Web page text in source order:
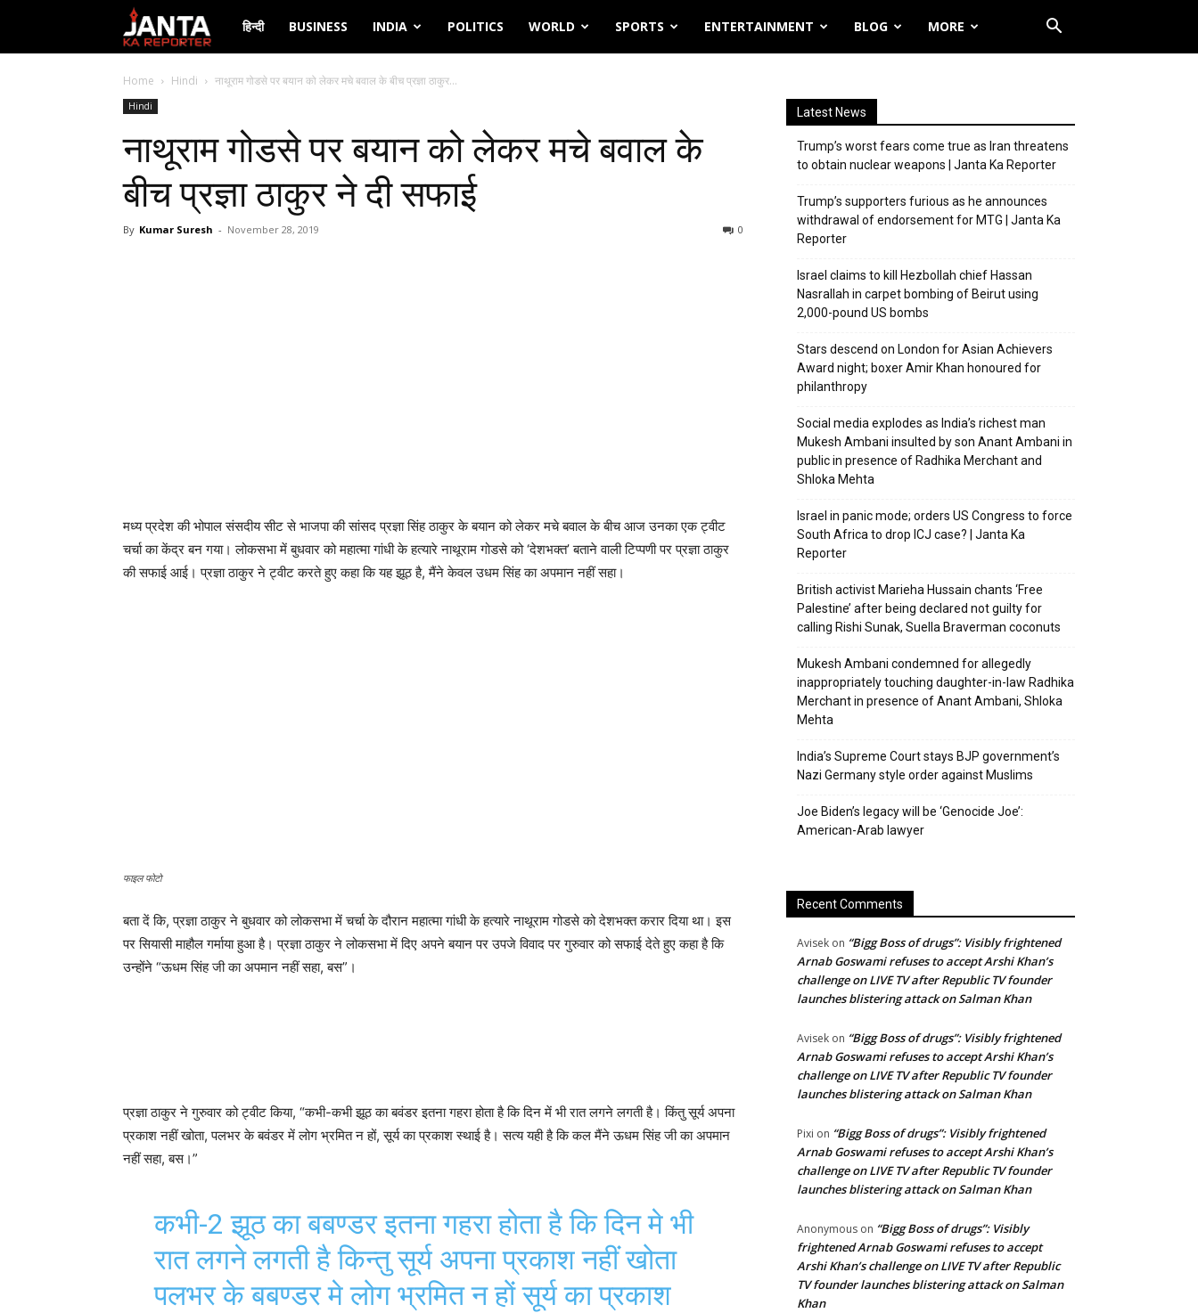
Janta
Ka
Reporter
हिन्दी BUSINESS INDIA POLITICS WORLD SPORTS ENTERTAINMENT BLOG MORE
Home Hindi नाथूराम गोडसे पर बयान को लेकर मचे बवाल के बीच प्रज्ञा ठाकुर...
Hindi
नाथूराम गोडसे पर बयान को लेकर मचे बवाल के
बीच प्रज्ञा ठाकुर ने दी सफाई
By Kumar Suresh - November 28, 2019 0
मध्य प्रदेश की भोपाल संसदीय सीट से भाजपा की सांसद प्रज्ञा सिंह ठाकुर के बयान को लेकर मचे बवाल के बीच आज उनका एक ट्वीट
चर्चा का केंद्र बन गया। लोकसभा में बुधवार को महात्मा गांधी के हत्यारे नाथूराम गोडसे को ‘देशभक्त’ बताने वाली टिप्पणी पर प्रज्ञा ठाकुर
की सफाई आई। प्रज्ञा ठाकुर ने ट्वीट करते हुए कहा कि यह झूठ है, मैंने केवल उधम सिंह का अपमान नहीं सहा।
फाइल फोटो
बता दें कि, प्रज्ञा ठाकुर ने बुधवार को लोकसभा में चर्चा के दौरान महात्मा गांधी के हत्यारे नाथूराम गोडसे को देशभक्त करार दिया था। इस
पर सियासी माहौल गर्माया हुआ है। प्रज्ञा ठाकुर ने लोकसभा में दिए अपने बयान पर उपजे विवाद पर गुरुवार को सफाई देते हुए कहा है कि
उन्होंने “ऊधम सिंह जी का अपमान नहीं सहा, बस”।
प्रज्ञा ठाकुर ने गुरुवार को ट्वीट किया, “कभी-कभी झूठ का बवंडर इतना गहरा होता है कि दिन में भी रात लगने लगती है। किंतु सूर्य अपना
प्रकाश नहीं खोता, पलभर के बवंडर में लोग भ्रमित न हों, सूर्य का प्रकाश स्थाई है। सत्य यही है कि कल मैंने ऊधम सिंह जी का अपमान
नहीं सहा, बस।”
कभी-2 झूठ का बबण्डर इतना गहरा होता है कि दिन मे भी
रात लगने लगती है किन्तु सूर्य अपना प्रकाश नहीं खोता
पलभर के बबण्डर मे लोग भ्रमित न हों सूर्य का प्रकाश
Latest News
Trump’s worst fears come true as Iran threatens
to obtain nuclear weapons | Janta Ka Reporter
Trump’s supporters furious as he announces
withdrawal of endorsement for MTG | Janta Ka
Reporter
Israel claims to kill Hezbollah chief Hassan
Nasrallah in carpet bombing of Beirut using
2,000-pound US bombs
Stars descend on London for Asian Achievers
Award night; boxer Amir Khan honoured for
philanthropy
Social media explodes as India’s richest man
Mukesh Ambani insulted by son Anant Ambani in
public in presence of Radhika Merchant and
Shloka Mehta
Israel in panic mode; orders US Congress to force
South Africa to drop ICJ case? | Janta Ka
Reporter
British activist Marieha Hussain chants ‘Free
Palestine’ after being declared not guilty for
calling Rishi Sunak, Suella Braverman coconuts
Mukesh Ambani condemned for allegedly
inappropriately touching daughter-in-law Radhika
Merchant in presence of Anant Ambani, Shloka
Mehta
India’s Supreme Court stays BJP government’s
Nazi Germany style order against Muslims
Joe Biden’s legacy will be ‘Genocide Joe’:
American-Arab lawyer
Recent Comments
Avisek on “Bigg Boss of drugs”: Visibly frightened
Arnab Goswami refuses to accept Arshi Khan’s
challenge on LIVE TV after Republic TV founder
launches blistering attack on Salman Khan
Avisek on “Bigg Boss of drugs”: Visibly frightened
Arnab Goswami refuses to accept Arshi Khan’s
challenge on LIVE TV after Republic TV founder
launches blistering attack on Salman Khan
Pixi on “Bigg Boss of drugs”: Visibly frightened
Arnab Goswami refuses to accept Arshi Khan’s
challenge on LIVE TV after Republic TV founder
launches blistering attack on Salman Khan
Anonymous on “Bigg Boss of drugs”: Visibly
frightened Arnab Goswami refuses to accept
Arshi Khan’s challenge on LIVE TV after Republic
TV founder launches blistering attack on Salman
Khan